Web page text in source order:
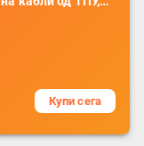
кабли, без
комплет
Купи сега